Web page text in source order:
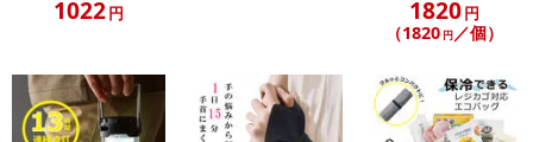
※お申込み後のキャンセルはお受けできません。
記載されている内容を必ずご確認いただき、お届けする商品セット
にご納得いただきましたうえでお申し込みください。
※パッケージ変更や商品リニューアル（成分など含む）等により、
参考の掲載画像や画像内のバーコードなど、お届け商品と多少異な
1022円 1820円
（1820 円／個）